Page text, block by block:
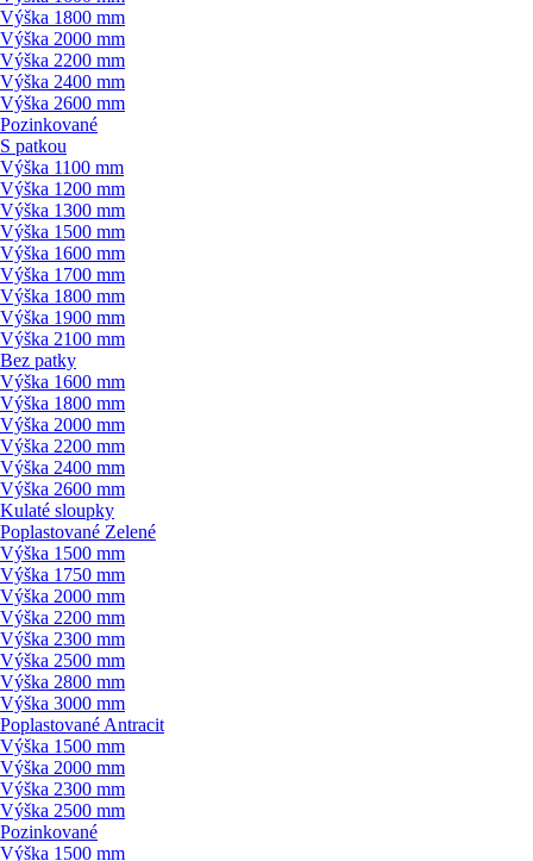
Výška 1800 mm
Výška 2000 mm
Výška 2200 mm
Výška 2400 mm
Výška 2600 mm
Pozinkované
S patkou
Výška 1100 mm
Výška 1200 mm
Výška 1300 mm
Výška 1500 mm
Výška 1600 mm
Výška 1700 mm
Výška 1800 mm
Výška 1900 mm
Výška 2100 mm
Bez patky
Výška 1600 mm
Výška 1800 mm
Výška 2000 mm
Výška 2200 mm
Výška 2400 mm
Výška 2600 mm
Kulaté sloupky
Poplastované Zelené
Výška 1500 mm
Výška 1750 mm
Výška 2000 mm
Výška 2200 mm
Výška 2300 mm
Výška 2500 mm
Výška 2800 mm
Výška 3000 mm
Poplastované Antracit
Výška 1500 mm
Výška 2000 mm
Výška 2300 mm
Výška 2500 mm
Pozinkované
Výška 1500 mm